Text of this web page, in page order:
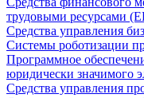
трудовыми ресурсами
Средства управления
Системы роботизации
Программное
юридически значимого
Средства управления